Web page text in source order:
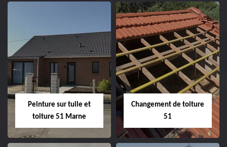
Peintre et peinture
de façade 51
Hydrofuge toiture
51
Peinture sur tuile et
toiture 51 Marne
Changement de toiture
51